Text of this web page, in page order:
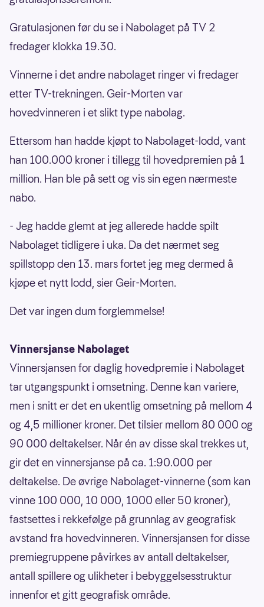
Gratulasjonen før du se i Nabolaget på TV 2
fredager klokka 19.30.
Vinnerne i det andre nabolaget ringer vi fredager
etter TV-trekningen. Geir-Morten var
hovedvinneren i et slikt type nabolag.
Ettersom han hadde kjøpt to Nabolaget-lodd, vant
han 100.000 kroner i tillegg til hovedpremien på 1
million. Han ble på sett og vis sin egen nærmeste
nabo.
- Jeg hadde glemt at jeg allerede hadde spilt
Nabolaget tidligere i uka. Da det nærmet seg
spillstopp den 13. mars fortet jeg meg dermed å
kjøpe et nytt lodd, sier Geir-Morten.
Det var ingen dum forglemmelse!
Vinnersjanse Nabolaget
Vinnersjansen for daglig hovedpremie i Nabolaget
tar utgangspunkt i omsetning. Denne kan variere,
men i snitt er det en ukentlig omsetning på mellom 4
og 4,5 millioner kroner. Det tilsier mellom 80 000 og
90 000 deltakelser. Når én av disse skal trekkes ut,
gir det en vinnersjanse på ca. 1:90.000 per
deltakelse. De øvrige Nabolaget-vinnerne (som kan
vinne 100 000, 10 000, 1000 eller 50 kroner),
fastsettes i rekkefølge på grunnlag av geografisk
avstand fra hovedvinneren. Vinnersjansen for disse
premiegruppene påvirkes av antall deltakelser,
antall spillere og ulikheter i bebyggelsesstruktur
innenfor et gitt geografisk område.